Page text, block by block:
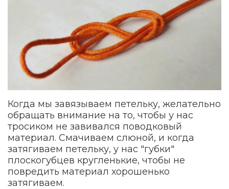
Когда мы завязываем петельку, желательно
обращать внимание на то, чтобы у нас
тросиком не завивался поводковый
материал. Смачиваем слюной, и когда
затягиваем петельку, у нас "губки"
плоскогубцев кругленькие, чтобы не
повредить материал хорошенько
затягиваем.